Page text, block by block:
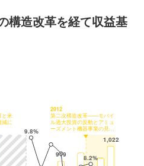
構造改革を経て収益基